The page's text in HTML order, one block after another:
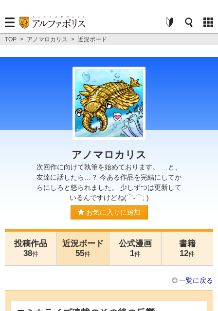
TOP > アノマロカリス > 近況ボード
アノマロカリス
次回作に向けて執筆を始めております。 …と、
友達に話したら…？ 今ある作品を完結にしてか
らにしろと怒られました。 少しずつは更新して
いるんですけどね(⌒-⌒; )
お気に入りに追加
投稿作品
38件
近況ボード
55件
公式漫画
1件
書籍
12件
一覧に戻る